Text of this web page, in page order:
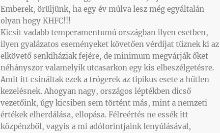
Emberek, örüljünk, ha egy év múlva lesz még egyáltalán
olyan hogy KHFC!!!
Kicsit vadabb temperamentumú országban ilyen esetben,
ilyen gyalázatos eseményeket követően vérdíjat tűznek ki az
elkövető senkiháziak fejére, de minimum megvárják őket
néhányszor valamelyik utcasarkon egy kis elbeszélgetésre.
Amit itt csináltak ezek a trógerek az tipikus esete a hűtlen
kezelésnek. Ahogyan nagy, országos léptékben dicső
vezetőink, úgy kicsiben sem történt más, mint a nemzeti
értékek elherdálása, ellopása. Félreértés ne essék itt
közpénzből, vagyis a mi adóforintjaink lenyúlásával,